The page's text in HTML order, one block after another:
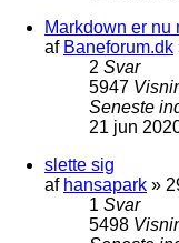
Markdown er nu
af Baneforum.dk
2 Svar
5947
Seneste
21 jun
slette sig
af hansapark »
1 Svar
5498